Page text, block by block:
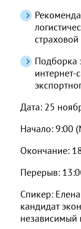
Подборка
интернет-
Дата: 25
Начало: 9:00
Окончание:
Перерыв:
Спикер:
кандидат
независимый